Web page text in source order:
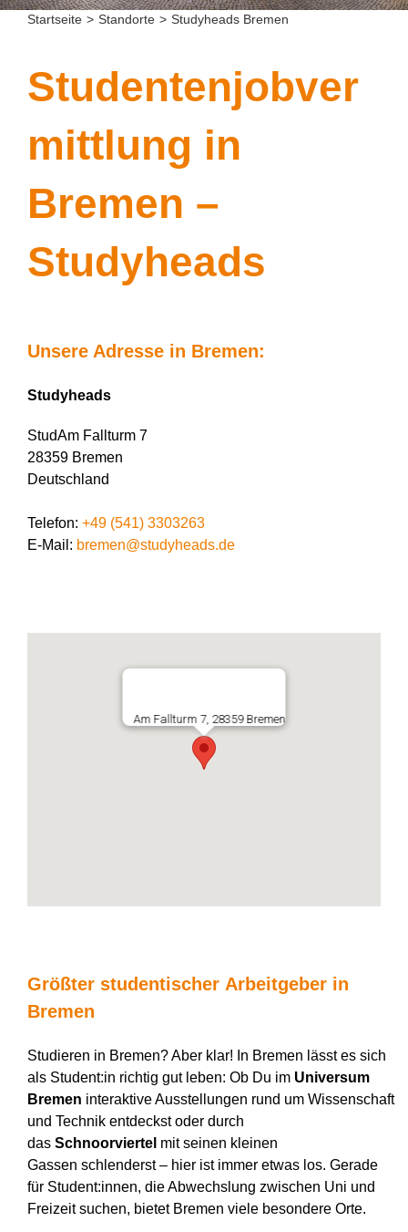
Startseite > Standorte > Studyheads Bremen
Studentenjobver
mittlung in
Bremen –
Studyheads
Unsere Adresse in Bremen:
Studyheads
StudAm Fallturm 7
28359 Bremen
Deutschland
Telefon: +49 (541) 3303263
E-Mail: bremen@studyheads.de
Am Fallturm 7, 28359 Bremen
Größter studentischer Arbeitgeberin
Bremen
Studieren in Bremen? Aber klar! In Bremen lässt es sich
als Student:in richtig gut leben: Ob Du im Universum
Bremen interaktive Ausstellungen rund um Wissenschaft
und Technik entdeckst oder durch
das Schnoorviertel mit seinen kleinen
Gassen schlenderst – hier ist immer etwas los. Gerade
für Student:innen, die Abwechslung zwischen Uni und
Freizeit suchen, bietet Bremen viele besondere Orte.